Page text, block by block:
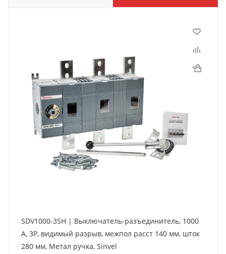
SDV1000-3SH | Выключатель-разъединитель, 1000
А, 3Р, видимый разрыв, межпол расст 140 мм, шток
280 мм, Метал ручка, Sinvel